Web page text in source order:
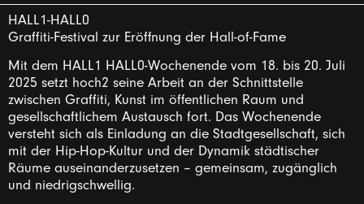
HALL1-HALL0
Graffiti-Festival zur Eröffnung der Hall-of-Fame
Mit dem HALL1 HALL0-Wochenende vom 18. bis 20. Juli
2025 setzt hoch2 seine Arbeit an der Schnittstelle
zwischen Graffiti, Kunst im öffentlichen Raum und
gesellschaftlichem Austausch fort. Das Wochenende
versteht sich als Einladung an die Stadtgesellschaft, sich
mit der Hip-Hop-Kultur und der Dynamik städtischer
Räume auseinanderzusetzen – gemeinsam, zugänglich
und niedrigschwellig.